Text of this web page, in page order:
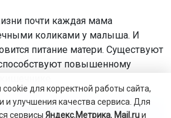
почти каждая мама
коликами у малыша. И
питание матери. Существуют
повышенному
это касается свежих яблок,
для корректной работы сайта,
и улучшения качества сервиса. Для
сервисы Яндекс.Метрика, Mail.ruи